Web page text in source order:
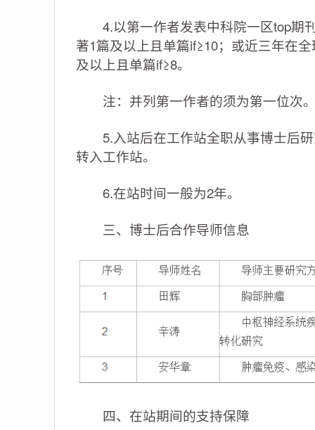
4.以第一作者发表中科院一区top期
著1篇及以上且单篇if≥10；或近三年在
及以上且单篇if≥8。
注：并列第一作者的须为第一位次
5.入站后在工作站全职从事博士后研
转入工作站。
6.在站时间一般为2年。
三、博士后合作导师信息
四、在站期间的支持保障